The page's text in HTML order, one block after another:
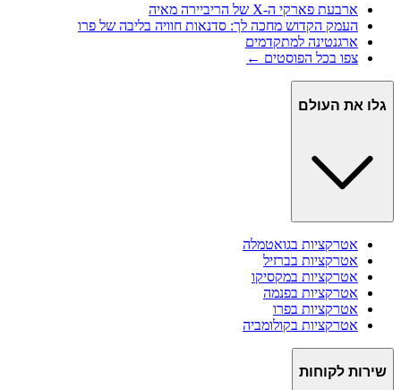
ארבעת פארקי ה-X של הריביירה מאיה
העמק הקדוש מחכה לך: סדנאות חוויה בליבה של פרו
ארגנטינה למתקדמים
צפו בכל הפוסטים ←
גלו את העולם
אטרקציות בגואטמלה
אטרקציות בברזיל
אטרקציות במקסיקו
אטרקציות בפנמה
אטרקציות בפרו
אטרקציות בקולומביה
שירות לקוחות